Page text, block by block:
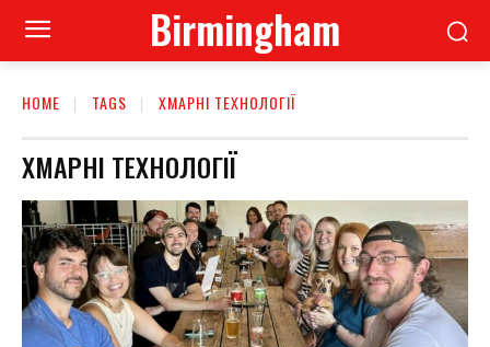
Birmingham
HOME TAGS ХМАРНІ ТЕХНОЛОГІЇ
ХМАРНІ ТЕХНОЛОГІЇ